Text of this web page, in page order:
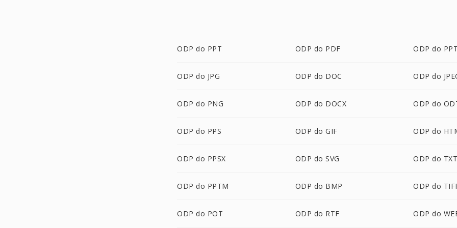
ODP do PPT ODP do PDF ODP do
ODP do JPG ODP do DOC ODP do
ODP do PNG ODP do DOCX ODP do
ODP do PPS ODP do GIF ODP do
ODP do PPSX ODP do SVG ODP do TXT
ODP do PPTM ODP do BMP ODP do
ODP do POT ODP do RTF ODP do